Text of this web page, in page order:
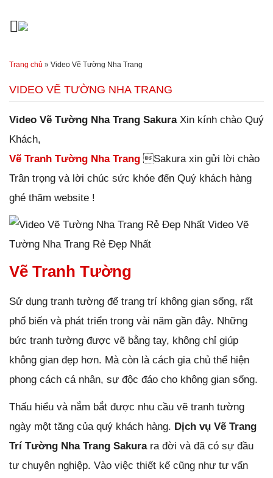
Trang chủ » Video Vẽ Tường Nha Trang
VIDEO VẼ TƯỜNG NHA TRANG
Video Vẽ Tường Nha Trang Sakura Xin kính chào Quý
Khách,
Vẽ Tranh Tường Nha Trang Sakura xin gửi lời chào
Trân trọng và lời chúc sức khỏe đến Quý khách hàng
ghé thăm website !
Video Vẽ
Tường Nha Trang Rẻ Đẹp Nhất
Vẽ Tranh Tường
Sử dụng tranh tường để trang trí không gian sống, rất
phổ biến và phát triển trong vài năm gần đây. Những
bức tranh tường được vẽ bằng tay, không chỉ giúp
không gian đẹp hơn. Mà còn là cách gia chủ thể hiện
phong cách cá nhân, sự độc đáo cho không gian sống.
Thấu hiểu và nắm bắt được nhu cầu vẽ tranh tường
ngày một tăng của quý khách hàng. Dịch vụ Vẽ Trang
Trí Tường Nha Trang Sakura ra đời và đã có sự đầu
tư chuyên nghiệp. Vào việc thiết kế cũng như tư vấn